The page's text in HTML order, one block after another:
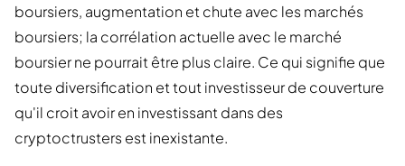
boursiers, augmentation et chute avec les marchés
boursiers; la corrélation actuelle avec le marché
boursier ne pourrait être plus claire. Ce qui signifie que
toute diversification et tout investisseur de couverture
qu'il croit avoir en investissant dans des
cryptoctrusters est inexistante.